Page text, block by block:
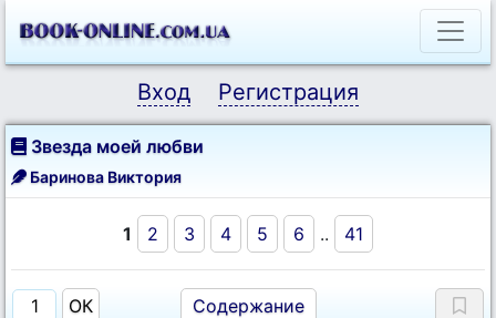
Вход Регистрация
Звезда моей любви
Баринова Виктория
1 2 3 4 5 6 .. 41
Содержание